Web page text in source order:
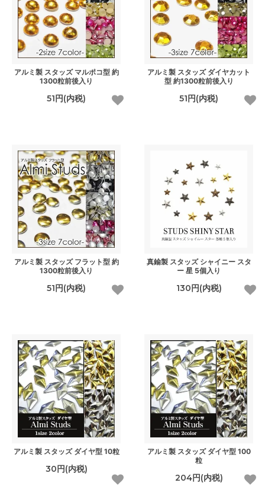
アルミ製 スタッズ マルポコ型 約
1300粒前後入り
51円(内税)
アルミ製 スタッズ ダイヤカット
型 約1300粒前後入り
51円(内税)
アルミ製 スタッズ フラット型 約
1300粒前後入り
51円(内税)
真鍮製 スタッズ シャイニー スタ
ー 星 5個入り
130円(内税)
アルミ製 スタッズ ダイヤ型 10粒
30円(内税)
アルミ製 スタッズ ダイヤ型 100
粒
204円(内税)